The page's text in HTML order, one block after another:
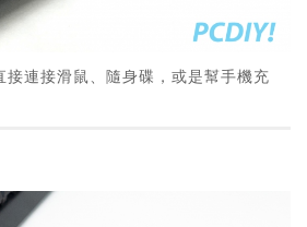
連接滑鼠、隨身碟，或是幫手機充